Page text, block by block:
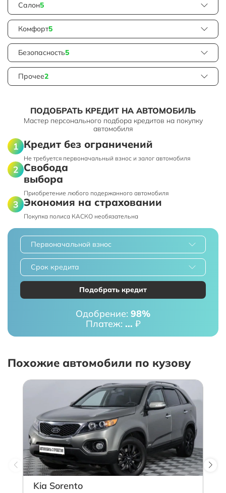
Салон5
Комфорт5
Безопасность5
Прочее2
ПОДОБРАТЬ КРЕДИТ НА АВТОМОБИЛЬ
Мастер персонального подбора кредитов на покупку
автомобиля
Кредит без ограничений
Не требуется первоначальный взнос и залог автомобиля
Свобода
выбора
Приобретение любого подержанного автомобиля
Экономия на страховании
Покупка полиса КАСКО необязательна
Первоначальной взнос
Срок кредита
Подобрать кредит
Одобрение: 98%
Платеж: ... ₽
Похожие автомобили по кузову
Kia Sorento